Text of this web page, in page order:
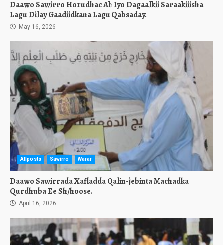
Daawo Sawirro Horudhac Ah Iyo Dagaalkii Saraakiiisha
Lagu Dilay Gaadiidkana Lagu Qabsaday.
May 16, 2026
Allposts Sawirro Warar
Daawo Sawirrada Xafladda Qalin-jebinta Machadka
Qurdhuba Ee Sh/hoose.
April 16, 2026